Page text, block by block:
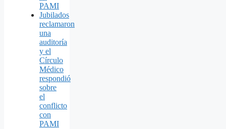
PAMI
Jubilados
reclamaron
una
auditoría
y el
Círculo
Médico
respondió
sobre
el
conflicto
con
PAMI